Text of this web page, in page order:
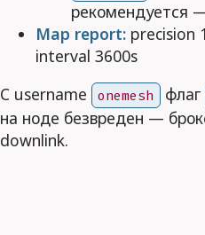
рекомендуется
Map report: precision
interval 3600s
С username
onemesh флаг
на ноде безвреден —
downlink.